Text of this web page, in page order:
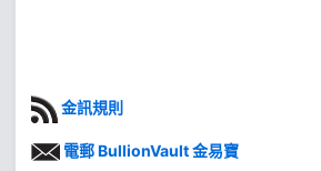
金訊規則
電郵 BullionVault 金易寶